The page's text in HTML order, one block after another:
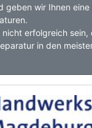
geben wir Ihnen
nicht erfolgreich sein,
in den